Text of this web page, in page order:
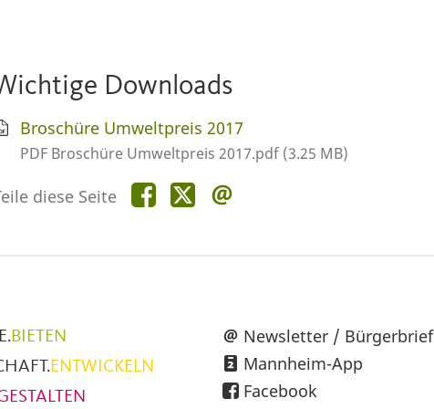
Downloads
Broschüre Umweltpreis 2017
PDF Broschüre Umweltpreis 2017.pdf (3.25 MB)
diese Seite Teile
diese
Teile
diese
BIETEN
ENTWICKELN
Newsletter / Bürgerbrief
Mannheim-App
Facebook